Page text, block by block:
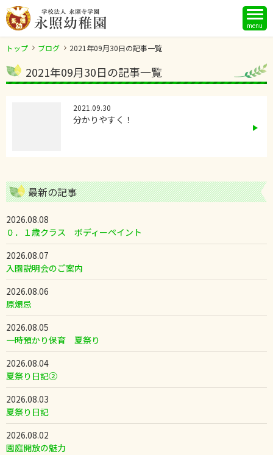
menu
トップ ブログ 2021年09月30日の記事一覧
2021年09月30日の記事一覧
2021.09.30
分かりやすく！
最新の記事
2026.08.08
０．１歳クラス ボディーペイント
2026.08.07
入園説明会のご案内
2026.08.06
原爆忌
2026.08.05
一時預かり保育 夏祭り
2026.08.04
夏祭り日記②
2026.08.03
夏祭り日記
2026.08.02
園庭開放の魅力